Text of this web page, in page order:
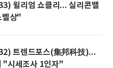
윌리엄 쇼클리... 실리콘밸
벨상"
트렌드포스(集邦科技)...
"시세조사 1인자"